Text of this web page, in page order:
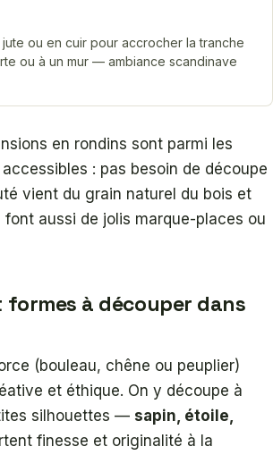
ou en cuir pour accrocher la tranche
ou à un mur — ambiance scandinave
en rondins sont parmi les
: pas besoin de découpe
vient du grain naturel du bois et
font aussi de jolis marque-places ou
formes à découper dans
(bouleau, chêne ou peuplier)
et éthique. On y découpe à
silhouettes — sapin, étoile,
finesse et originalité à la